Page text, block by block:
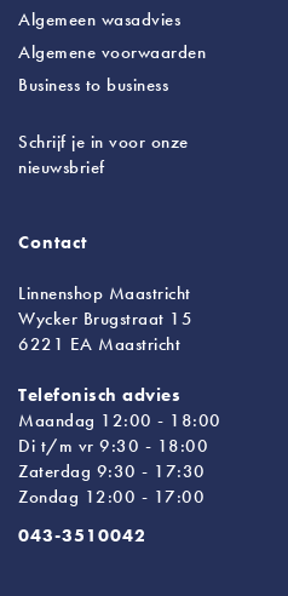
Algemeen wasadvies
Algemene voorwaarden
Business to business
Schrijf je in voor onze
nieuwsbrief
Contact
Linnenshop Maastricht
Wycker Brugstraat 15
6221 EA Maastricht
Telefonisch advies
Maandag 12:00 - 18:00
Di t/m vr 9:30 - 18:00
Zaterdag 9:30 - 17:30
Zondag 12:00 - 17:00
043-3510042